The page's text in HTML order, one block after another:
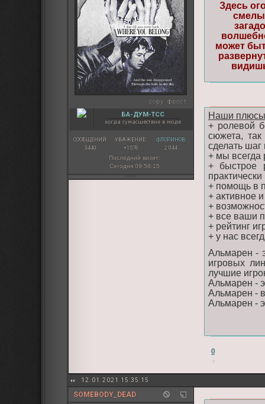
copy: фрост
БА-ДУМ-ТСС
когда сумасшествие в моде
СООБЩЕНИЙ:
3440
УВАЖЕНИЕ:
+1576
ФЛОРИНОВ:
2 044
Последний визит:
Сегодня 09:58:15
Здесь
может
Наши
+ ролевой
сюжета,
сделать
+ мы всегда
+ быстрое
+ помощь в
+ активное
+
+ все ваши
+ рейтинг
+ у нас
Альмарен -
игровых
лучшие
Альмарен -
Альмарен -
Альмарен -
0
12.01.2021 15:35:15
SOMEBODY_DEAD